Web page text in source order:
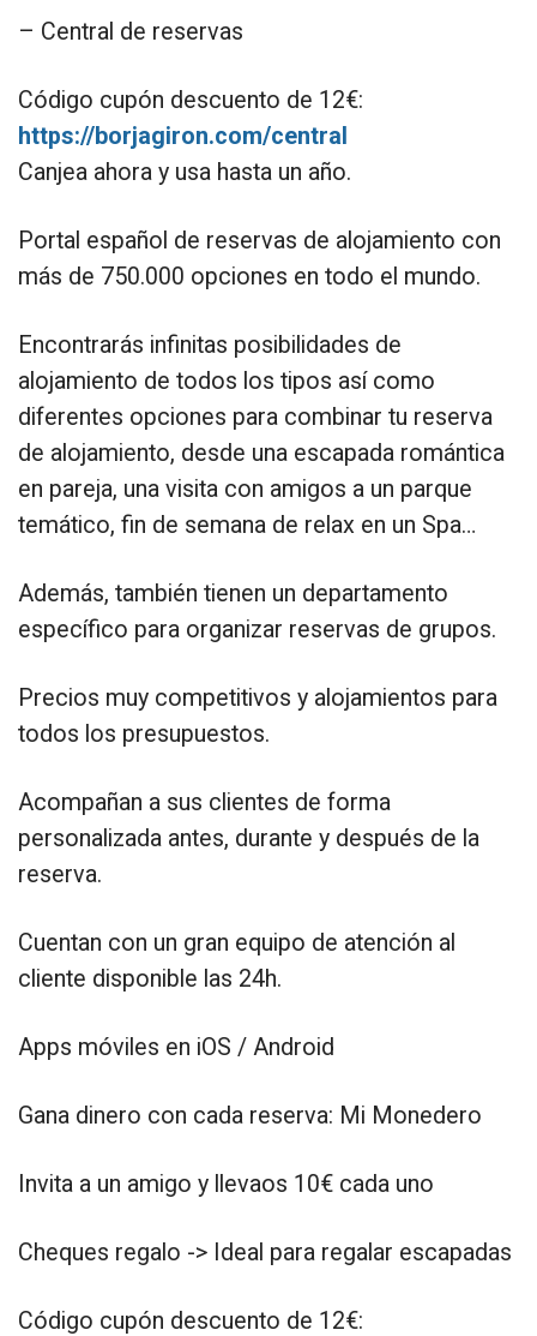
– Central de reservas
Código cupón descuento de 12€:
https://borjagiron.com/central
Canjea ahora y usa hasta un año.
Portal español de reservas de alojamiento con
más de 750.000 opciones en todo el mundo.
Encontrarás infinitas posibilidades de
alojamiento de todos los tipos así como
diferentes opciones para combinar tu reserva
de alojamiento, desde una escapada romántica
en pareja, una visita con amigos a un parque
temático, fin de semana de relax en un Spa…
Además, también tienen un departamento
específico para organizar reservas de grupos.
Precios muy competitivos y alojamientos para
todos los presupuestos.
Acompañan a sus clientes de forma
personalizada antes, durante y después de la
reserva.
Cuentan con un gran equipo de atención al
cliente disponible las 24h.
Apps móviles en iOS / Android
Gana dinero con cada reserva: Mi Monedero
Invita a un amigo y llevaos 10€ cada uno
Cheques regalo -> Ideal para regalar escapadas
Código cupón descuento de 12€: